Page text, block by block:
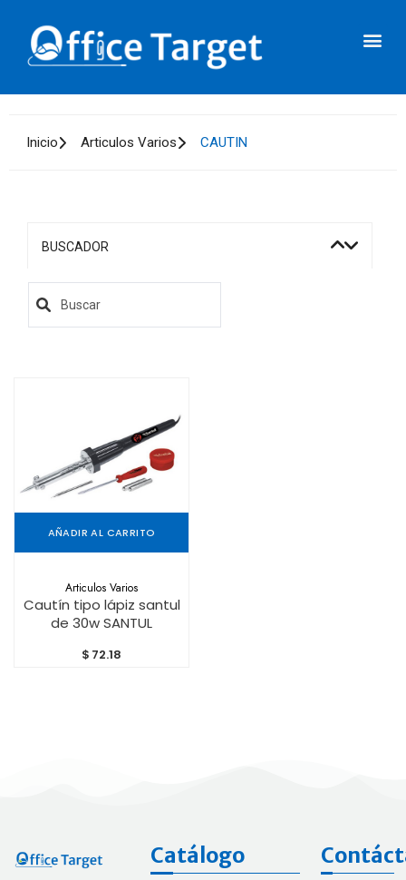
Inicio Articulos Varios CAUTIN
BUSCADOR
AÑADIR AL CARRITO
Articulos Varios
Cautín tipo lápiz santul
de 30w SANTUL
$ 72.18
Catálogo